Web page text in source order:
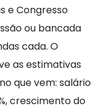
e Congresso
ou bancada
cada. O
as estimativas
que vem: salário
crescimento do